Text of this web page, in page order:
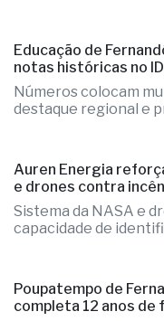
Educação de
notas históricas no
Números colocam
destaque regional e
Auren Energia
e drones contra
Sistema da NASA e
capacidade de
Poupatempo de
completa 12 anos de